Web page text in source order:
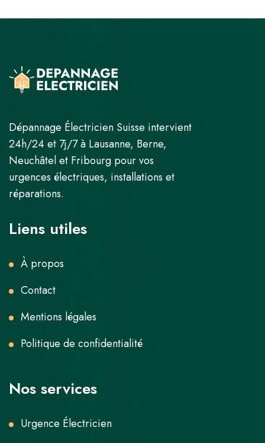
Dépannage Électricien Suisse intervient
24h/24 et 7j/7 à Lausanne, Berne,
Neuchâtel et Fribourg pour vos
urgences électriques, installations et
réparations.
Liens utiles
À propos
Contact
Mentions légales
Politique de confidentialité
Nos services
Urgence Électricien